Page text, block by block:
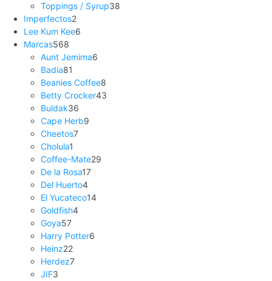
Toppings / Syrup38
Imperfectos2
Lee Kum Kee6
Marcas568
Aunt Jemima6
Badia81
Beanies Coffee8
Betty Crocker43
Buldak36
Cape Herb9
Cheetos7
Cholula1
Coffee-Mate29
De la Rosa17
Del Huerto4
El Yucateco14
Goldfish4
Goya57
Harry Potter6
Heinz22
Herdez7
JIF3